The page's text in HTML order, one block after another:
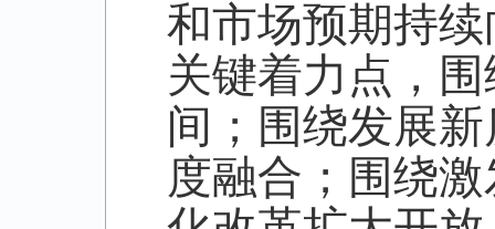
和市场预期持
关键着力点，
间；围绕发展
度融合；围绕